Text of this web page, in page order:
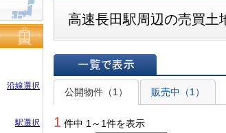
沿線選択
駅選択
高速長田駅周辺の売買土
一覧で表示
公開物件（1）
販売中（1）
1 件中 1～1件を表示